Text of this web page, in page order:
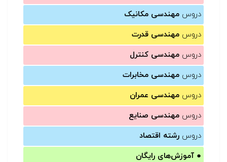
دروس مهندسی مکانیک
دروس مهندسی قدرت
دروس مهندسی کنترل
دروس مهندسی مخابرات
دروس مهندسی عمران
دروس مهندسی صنایع
دروس رشته اقتصاد
● آموزش‌های رایگان